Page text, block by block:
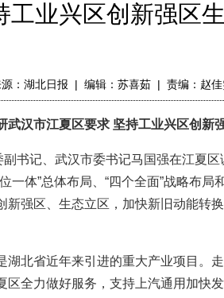
工业兴区创新强区
： 湖北日报 | 编辑：苏喜茹 | 责编：赵
武汉市江夏区要求 坚持工业兴区创新
记、武汉市委书记马国强在江夏区
一体”总体布局、“四个全面”战略布
新强区、生态立区，加快新旧动能转
北省近年来引进的重大产业项目。
区全力做好服务，支持上汽通用加快